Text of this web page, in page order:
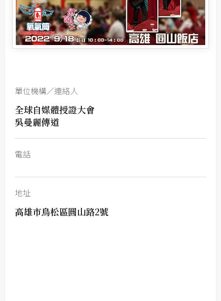
單位機構／連絡人
全球自媒體授證大會
吳曼麗傳道
電話
地址
高雄市鳥松區圓山路2號